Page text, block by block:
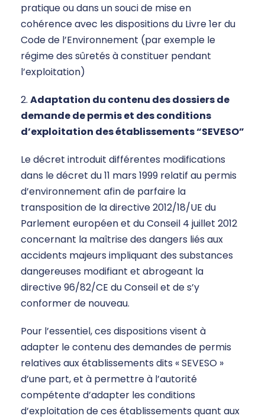
pratique ou dans un souci de mise en
cohérence avec les dispositions du Livre 1er du
Code de l’Environnement (par exemple le
régime des sûretés à constituer pendant
l’exploitation)
2. Adaptation du contenu des dossiers de
demande de permis et des conditions
d’exploitation des établissements “SEVESO”
Le décret introduit différentes modifications
dans le décret du 11 mars 1999 relatif au permis
d’environnement afin de parfaire la
transposition de la directive 2012/18/UE du
Parlement européen et du Conseil 4 juillet 2012
concernant la maîtrise des dangers liés aux
accidents majeurs impliquant des substances
dangereuses modifiant et abrogeant la
directive 96/82/CE du Conseil et de s’y
conformer de nouveau.
Pour l’essentiel, ces dispositions visent à
adapter le contenu des demandes de permis
relatives aux établissements dits « SEVESO »
d’une part, et à permettre à l’autorité
compétente d’adapter les conditions
d’exploitation de ces établissements quant aux